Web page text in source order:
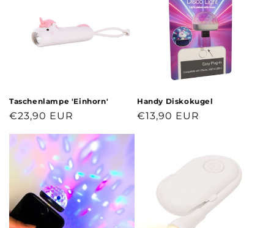
Taschenlampe 'Einhorn'
Normaler
€23,90 EUR
Handy Diskokugel
Normaler
€13,90 EUR